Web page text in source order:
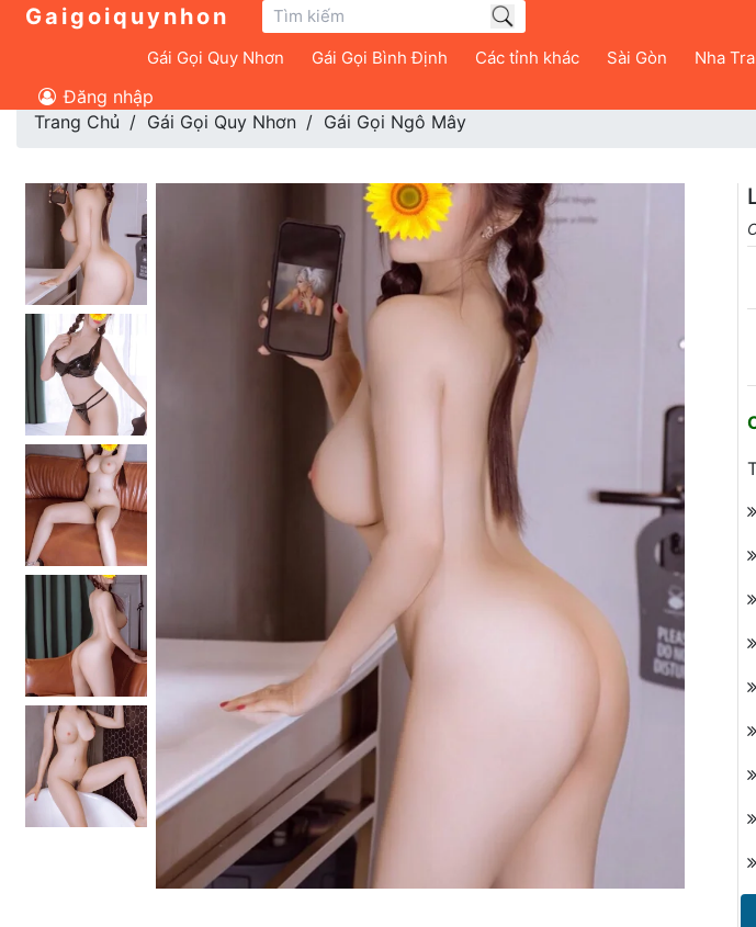
Gaigoiquynhon
Gái Gọi Quy Nhơn Gái Gọi Bình Định Các tỉnh khác Sài Gòn Nha
Đăng nhập
Trang Chủ
Gái Gọi Quy Nhơn Gái Gọi Ngô Mây